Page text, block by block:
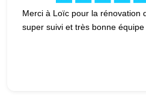
Merci à Loïc pour la rénovation
super suivi et très bonne